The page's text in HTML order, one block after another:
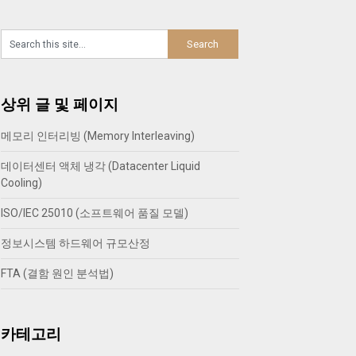
상위 글 및 페이지
메모리 인터리빙 (Memory Interleaving)
데이터센터 액체 냉각 (Datacenter Liquid
Cooling)
ISO/IEC 25010 (소프트웨어 품질 모델)
정보시스템 하드웨어 규모산정
FTA (결함 원인 분석법)
카테고리